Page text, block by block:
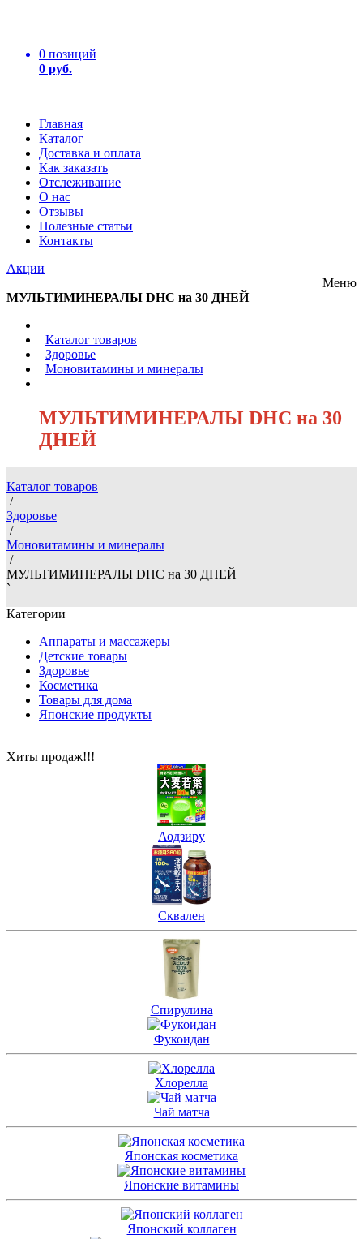
0 позиций
0 руб.
Главная
Каталог
Доставка и оплата
Как заказать
Отслеживание
О нас
Отзывы
Полезные статьи
Контакты
Акции
Меню
МУЛЬТИМИНЕРАЛЫ DHC на 30 ДНЕЙ
Каталог товаров
Здоровье
Моновитамины и минералы
МУЛЬТИМИНЕРАЛЫ DHC на 30
ДНЕЙ
Каталог товаров
/
Здоровье
/
Моновитамины и минералы
/
МУЛЬТИМИНЕРАЛЫ DHC на 30 ДНЕЙ
`
Категории
Аппараты и массажеры
Детские товары
Здоровье
Косметика
Товары для дома
Японские продукты
Хиты продаж!!!
Аодзиру
Сквален
Спирулина
Фукоидан
Хлорелла
Чай матча
Японская косметика
Японские витамины
Японский коллаген